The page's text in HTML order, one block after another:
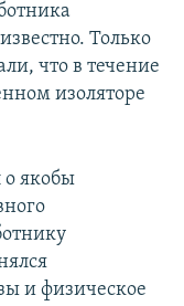
Только
что в течение
изоляторе
о якобы
и физическое